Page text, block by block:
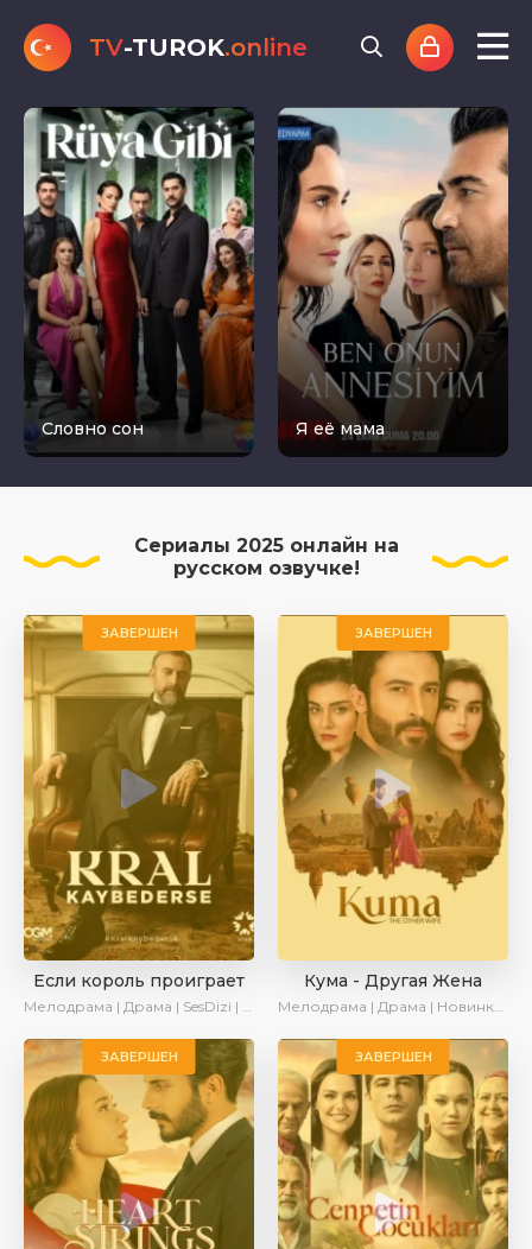
TV-TUROK.online
Словно сон Я её мама
Сериалы 2025 онлайн на
русском озвучке!
ЗАВЕРШЕН
Если король проиграет
Мелодрама | Драма | SesDizi | Ирина Котова | AlisaDirilis | Turok1990 | Новинки | Сериалы 2025
ЗАВЕРШЕН
Кума - Другая Жена
Мелодрама | Драма | Новинки | Сериалы 2025
ЗАВЕРШЕН ЗАВЕРШЕН